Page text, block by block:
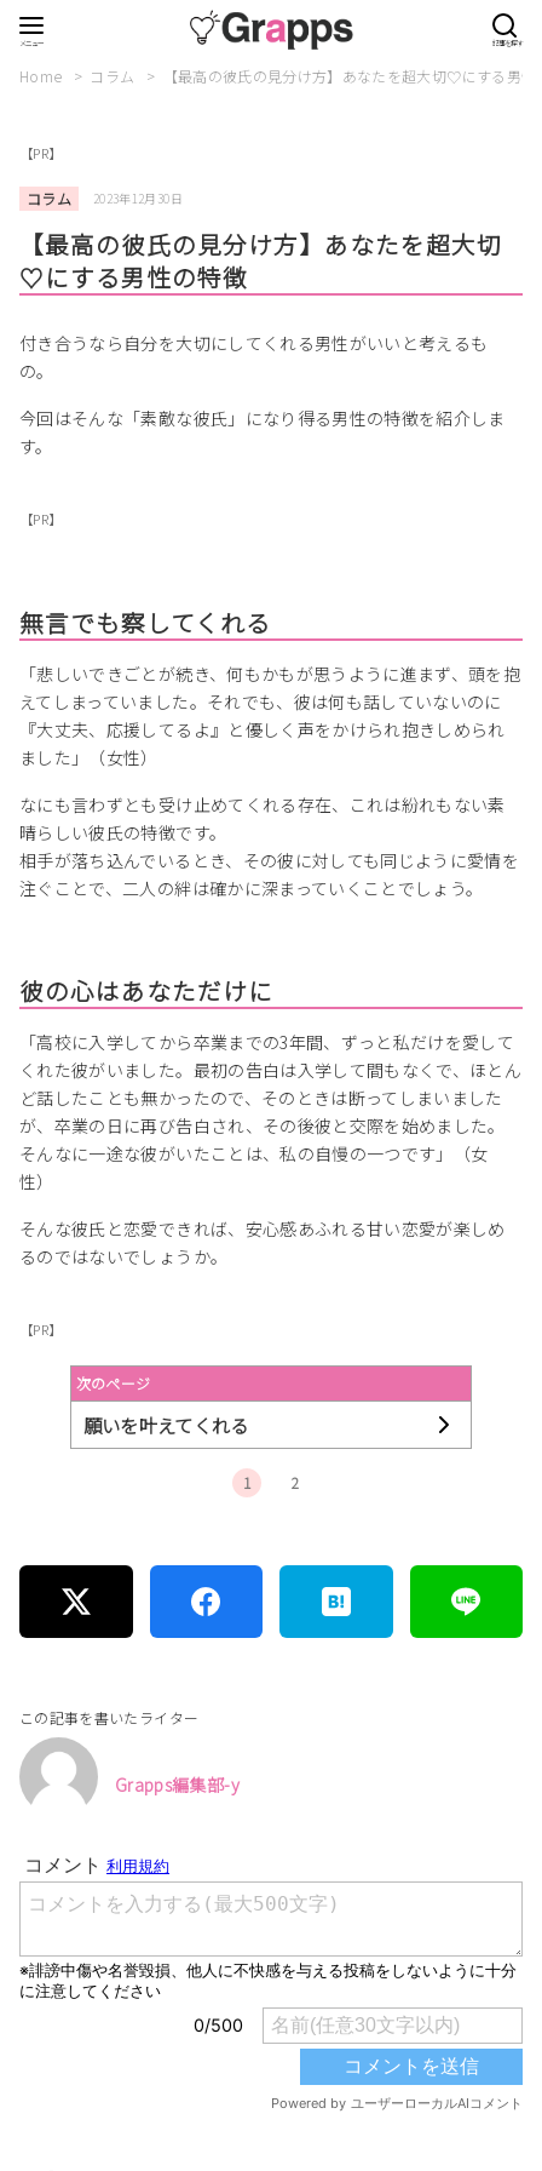
Home コラム 【最高の彼氏の見分け方】あなたを超大切♡にする男性
【PR】
コラム 2023年12月30日
【最高の彼氏の見分け方】あなたを超大切
♡にする男性の特徴
付き合うなら自分を大切にしてくれる男性がいいと考えるも
の。
今回はそんな「素敵な彼氏」になり得る男性の特徴を紹介しま
す。
【PR】
無言でも察してくれる
「悲しいできごとが続き、何もかもが思うように進まず、頭を抱
えてしまっていました。それでも、彼は何も話していないのに
『大丈夫、応援してるよ』と優しく声をかけられ抱きしめられ
ました」（女性）
なにも言わずとも受け止めてくれる存在、これは紛れもない素
晴らしい彼氏の特徴です。
相手が落ち込んでいるとき、その彼に対しても同じように愛情を
注ぐことで、二人の絆は確かに深まっていくことでしょう。
彼の心はあなただけに
「高校に入学してから卒業までの3年間、ずっと私だけを愛して
くれた彼がいました。最初の告白は入学して間もなくで、ほとん
ど話したことも無かったので、そのときは断ってしまいました
が、卒業の日に再び告白され、その後彼と交際を始めました。
そんなに一途な彼がいたことは、私の自慢の一つです」（女
性）
そんな彼氏と恋愛できれば、安心感あふれる甘い恋愛が楽しめ
るのではないでしょうか。
【PR】
次のページ
願いを叶えてくれる
1 2
この記事を書いたライター
Grapps編集部-y